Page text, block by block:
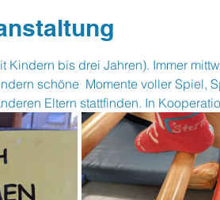
Kindern bis drei Jahren). Immer
schöne  Momente voller Spiel,
Eltern stattfinden. In